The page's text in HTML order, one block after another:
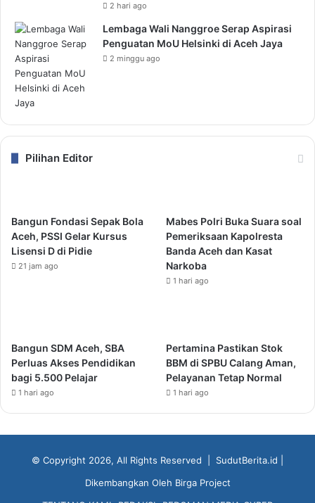
2 hari ago
Lembaga Wali Nanggroe Serap Aspirasi
Penguatan MoU Helsinki di Aceh Jaya
2 minggu ago
Pilihan Editor
Bangun Fondasi Sepak Bola
Aceh, PSSI Gelar Kursus
Lisensi D di Pidie
21 jam ago
Mabes Polri Buka Suara soal
Pemeriksaan Kapolresta
Banda Aceh dan Kasat
Narkoba
1 hari ago
Bangun SDM Aceh, SBA
Perluas Akses Pendidikan
bagi 5.500 Pelajar
1 hari ago
Pertamina Pastikan Stok
BBM di SPBU Calang Aman,
Pelayanan Tetap Normal
1 hari ago
© Copyright 2026, All Rights Reserved | SudutBerita.id
Dikembangkan Oleh Birga Project